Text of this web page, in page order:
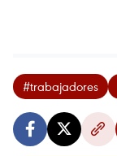
#trabajadores